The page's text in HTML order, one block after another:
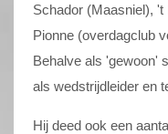
Schador (Maasniel),
Pionne (overdagclub
Behalve als 'gewoon'
alswedstrijdleider en
Hij deed ook een